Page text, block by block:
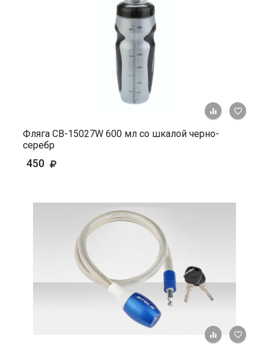
+ К
Фляга СВ-15027W 600 мл со шкалой черно-
серебр
450
+ К